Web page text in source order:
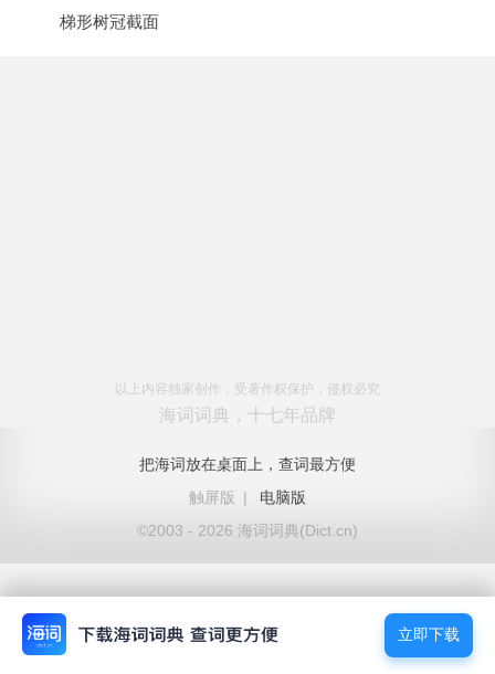
梯形树冠截面
以上内容独家创作，受著作权保护，侵权必究
海词词典，十七年品牌
把海词放在桌面上，查词最方便
触屏版
|
电脑版
©2003 - 2026 海词词典(Dict.cn)
立即下载
立即下载